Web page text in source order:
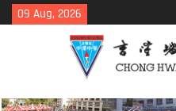
Skip
to
09 Aug, 2026